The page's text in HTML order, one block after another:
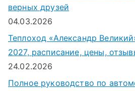
верных друзей
04.03.2026
Теплоход «Александр
2027, расписание, цены,
24.02.2026
Полное руководство по